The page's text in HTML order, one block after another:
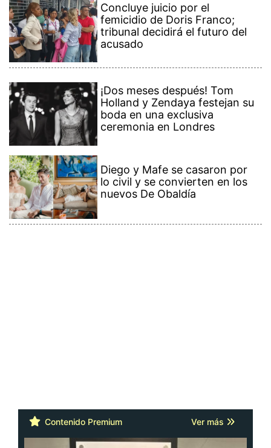
Concluye juicio por el
femicidio de Doris Franco;
tribunal decidirá el futuro del
acusado
¡Dos meses después! Tom
Holland y Zendaya festejan su
boda en una exclusiva
ceremonia en Londres
Diego y Mafe se casaron por
lo civil y se convierten en los
nuevos De Obaldía
Contenido Premium Ver más